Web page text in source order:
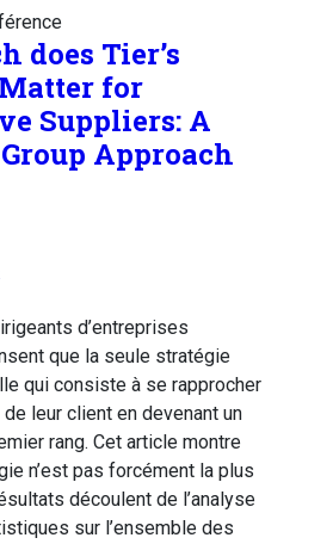
does Tier’s
for
Suppliers: A
Approach
d’entreprises
que la seule stratégie
qui consiste à se rapprocher
leur client en devenant un
rang. Cet article montre
n’est pas forcément la plus
découlent de l’analyse
sur l’ensemble des